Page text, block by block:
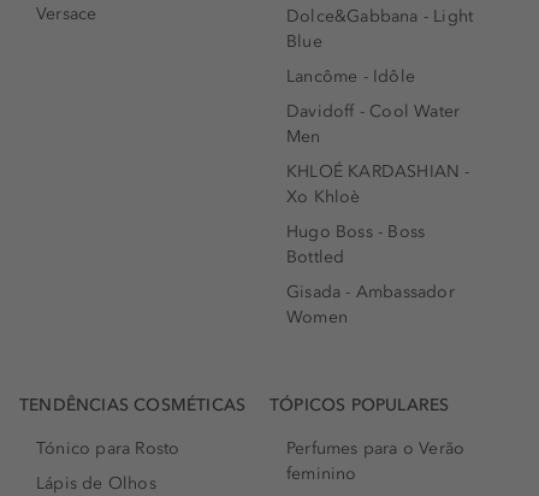
Versace
Dolce&Gabbana - Light
Blue
Lancôme - Idôle
Davidoff - Cool Water
Men
KHLOÉ KARDASHIAN -
Xo Khloè
Hugo Boss - Boss
Bottled
Gisada - Ambassador
Women
TENDÊNCIAS COSMÉTICAS
Tónico para Rosto
Lápis de Olhos
TÓPICOS POPULARES
Perfumes para o Verão
feminino